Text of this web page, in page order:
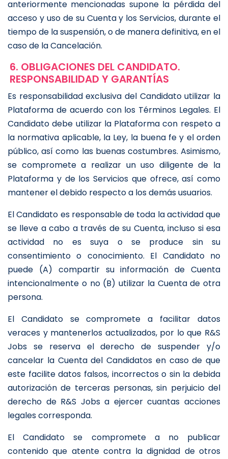
anteriormente mencionadas supone la pérdida del
acceso y uso de su Cuenta y los Servicios, durante el
tiempo de la suspensión, o de manera definitiva, en el
caso de la Cancelación.
6. OBLIGACIONES DEL CANDIDATO.
RESPONSABILIDAD Y GARANTÍAS
Es responsabilidad exclusiva del Candidato utilizar la
Plataforma de acuerdo con los Términos Legales. El
Candidato debe utilizar la Plataforma con respeto a
la normativa aplicable, la Ley, la buena fe y el orden
público, así como las buenas costumbres. Asimismo,
se compromete a realizar un uso diligente de la
Plataforma y de los Servicios que ofrece, así como
mantener el debido respecto a los demás usuarios.
El Candidato es responsable de toda la actividad que
se lleve a cabo a través de su Cuenta, incluso si esa
actividad no es suya o se produce sin su
consentimiento o conocimiento. El Candidato no
puede (A) compartir su información de Cuenta
intencionalmente o no (B) utilizar la Cuenta de otra
persona.
El Candidato se compromete a facilitar datos
veraces y mantenerlos actualizados, por lo que R&S
Jobs se reserva el derecho de suspender y/o
cancelar la Cuenta del Candidatos en caso de que
este facilite datos falsos, incorrectos o sin la debida
autorización de terceras personas, sin perjuicio del
derecho de R&S Jobs a ejercer cuantas acciones
legales corresponda.
El Candidato se compromete a no publicar
contenido que atente contra la dignidad de otros